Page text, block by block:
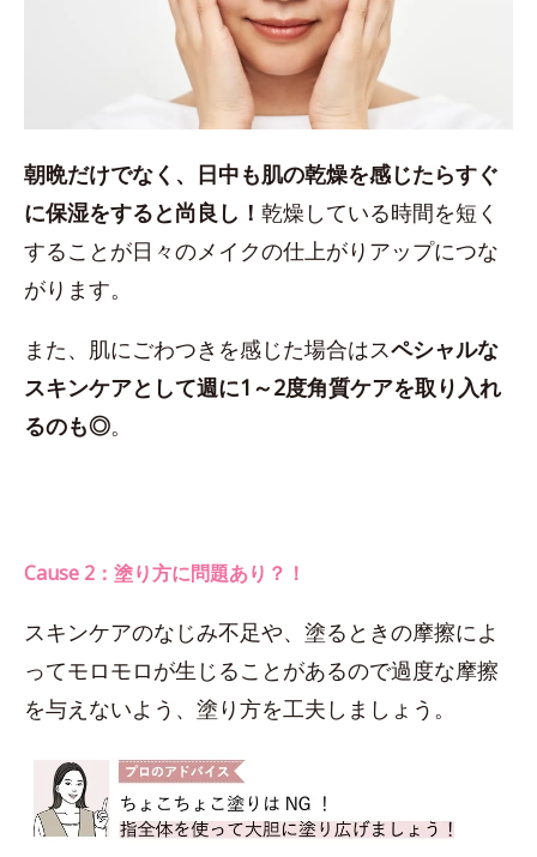
朝晩だけでなく、日中も肌の乾燥を感じたらすぐ
に保湿をすると尚良し！ 乾燥している時間を短く
することが日々のメイクの仕上がりアップにつな
がります。
また、肌にごわつきを感じた場合はスペシャルな
スキンケアとして週に1～2度角質ケアを取り入れ
るのも◎。
Cause 2：塗り方に問題あり？！
スキンケアのなじみ不足や、塗るときの摩擦によ
ってモロモロが生じることがあるので過度な摩擦
を与えないよう、塗り方を工夫しましょう。